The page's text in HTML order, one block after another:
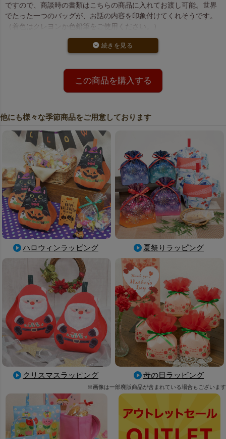
ですので、商談時の書類はこちらの商品に入れてお渡し可能。世界
でたった一つのバッグが、お話の内容を印象付けてくれそうです。
（着色はクレヨンか色鉛筆をご使用ください。）
この商品を購入する
他にも様々な季節商品をご用意しております
ハロウィンラッピング 夏祭りラッピング
クリスマスラッピング 母の日ラッピング
※画像は一部廃版商品が含まれている場合もございます